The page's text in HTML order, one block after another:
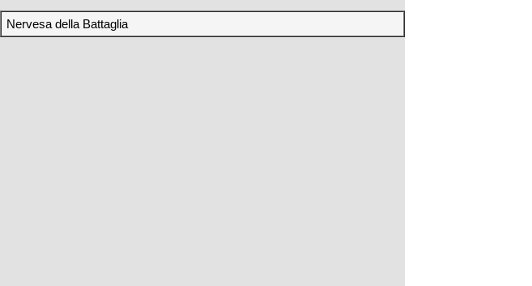
Nervesa della Battaglia